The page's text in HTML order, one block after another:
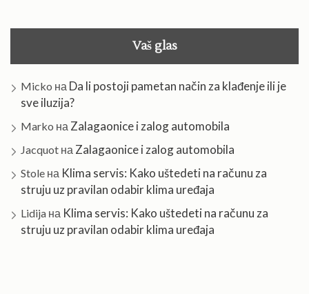
Vaš glas
Micko на Da li postoji pametan način za klađenje ili je
sve iluzija?
Marko на Zalagaonice i zalog automobila
Jacquot на Zalagaonice i zalog automobila
Stole на Klima servis: Kako uštedeti na računu za
struju uz pravilan odabir klima uređaja
Lidija на Klima servis: Kako uštedeti na računu za
struju uz pravilan odabir klima uređaja